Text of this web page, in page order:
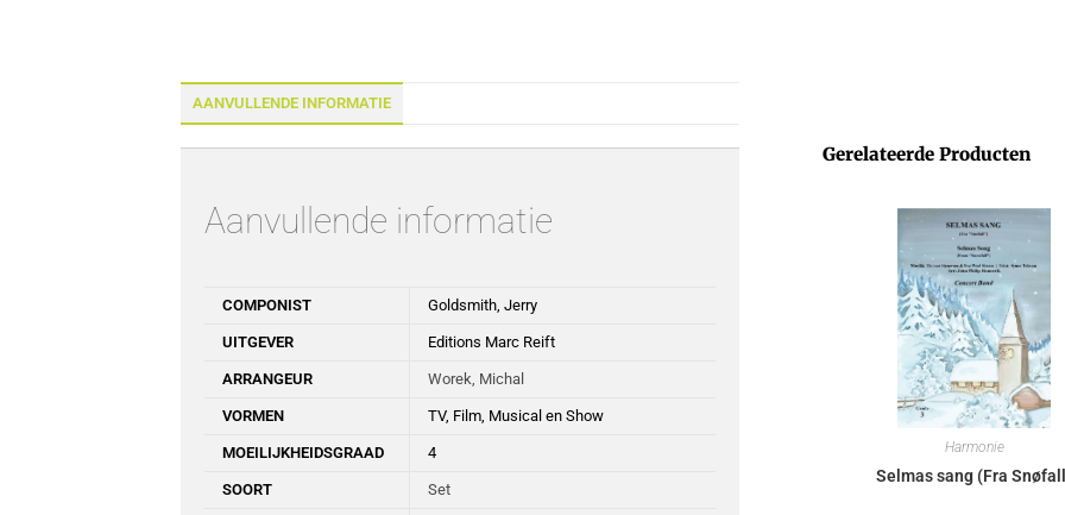
AANVULLENDE INFORMATIE
Aanvullende informatie
COMPONIST Goldsmith, Jerry
UITGEVER Editions Marc Reift
ARRANGEUR Worek, Michal
VORMEN TV, Film, Musical en Show
MOEILIJKHEIDSGRAAD 4
SOORT Set
Gerelateerde Producten
Harmonie
Selmas sang (Fra